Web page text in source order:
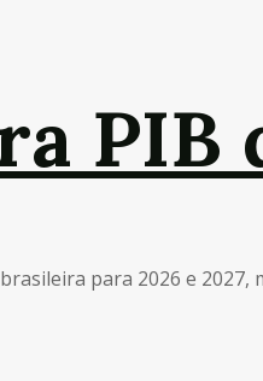
PIB
para 2026 e 2027,